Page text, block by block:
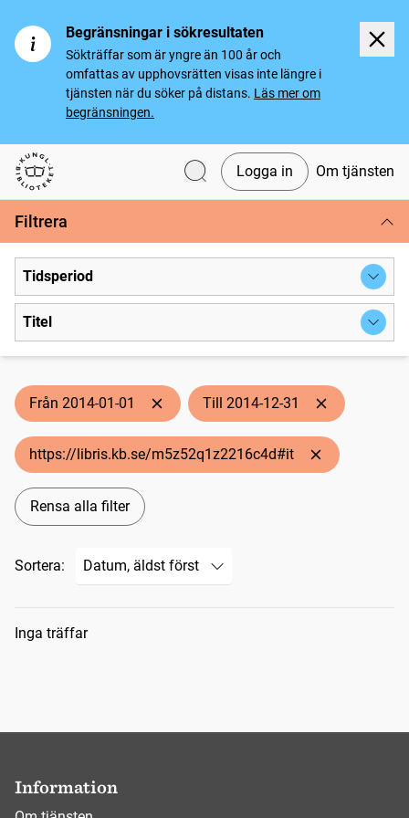
Begränsningar i sökresultaten
Sökträffar som är yngre än 100 år och
omfattas av upphovsrätten visas inte längre i
tjänsten när du söker på distans. Läs mer om
begränsningen.
Svenska tidningar
Logga in Om tjänsten
Filtrera
Tidsperiod
Titel
Från 2014-01-01 Till 2014-12-31
https://libris.kb.se/m5z52q1z2216c4d#it
Rensa alla filter
Sortera:
Sökresultat
Inga träffar
Information